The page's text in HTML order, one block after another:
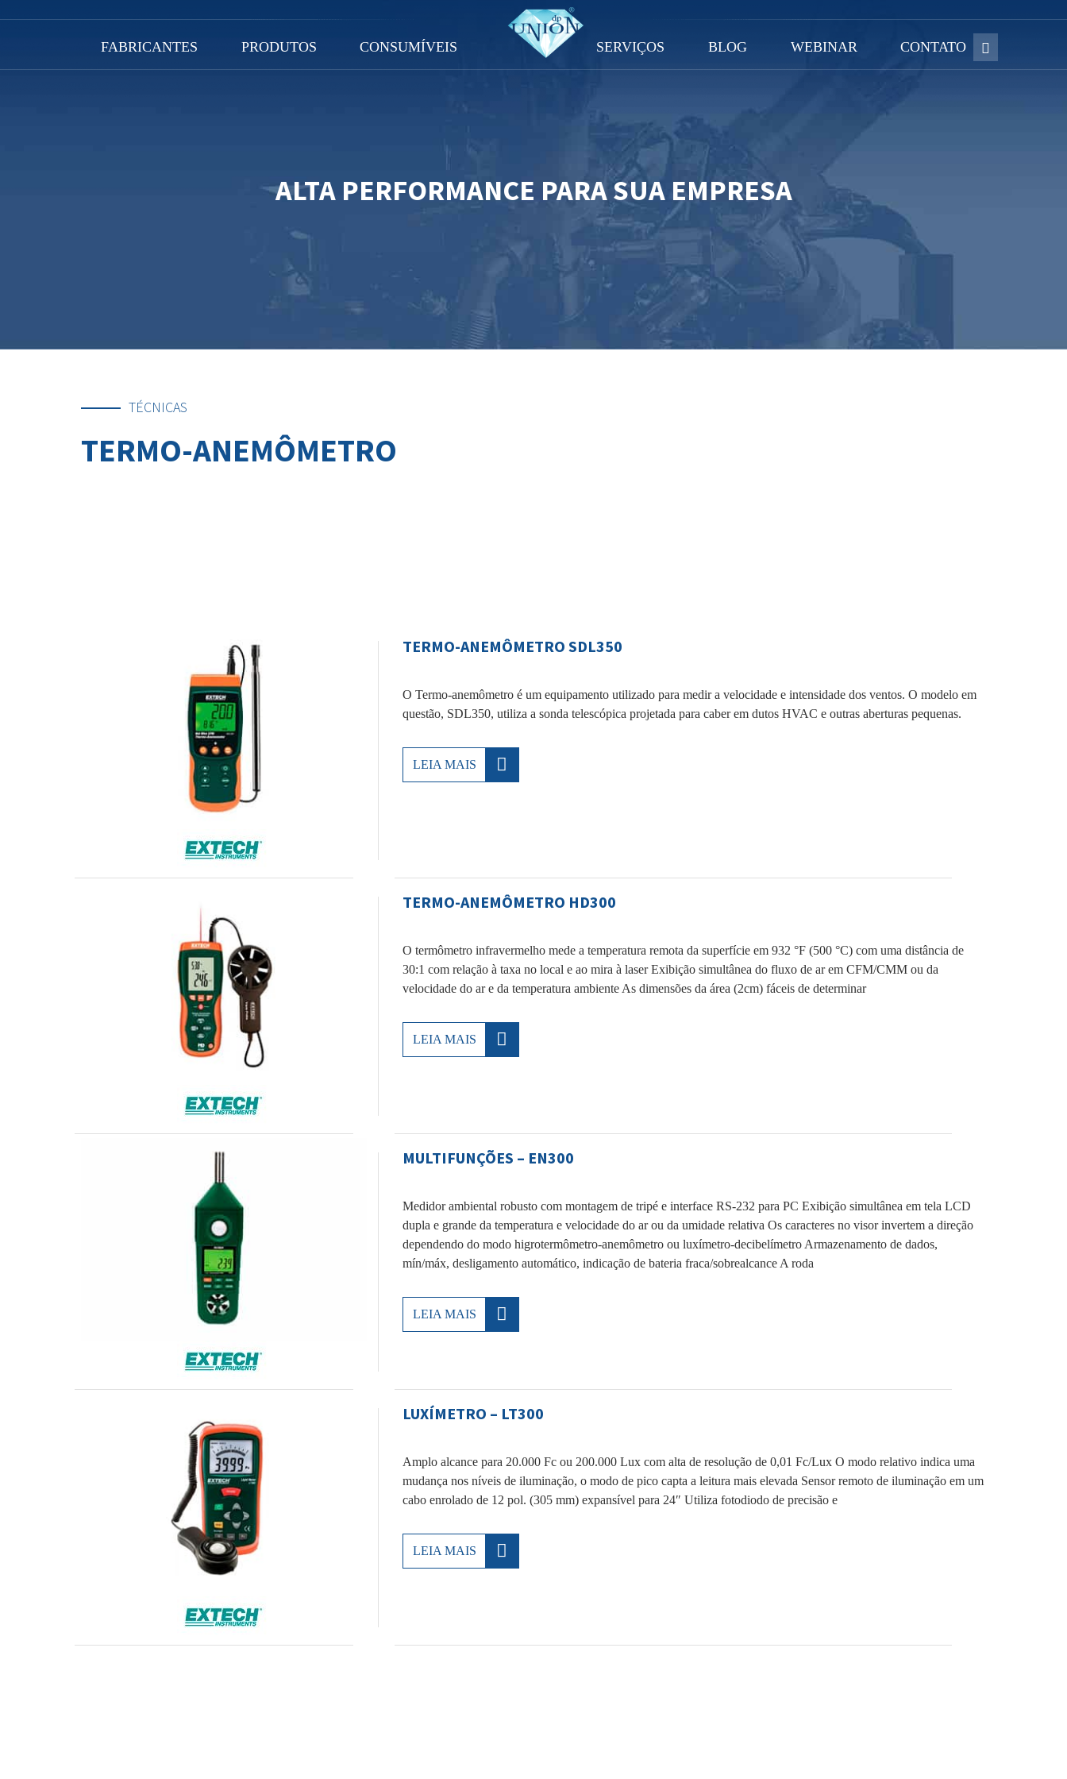
FABRICANTES PRODUTOS CONSUMÍVEIS SERVIÇOS BLOG WEBINAR CONTATO
ALTA PERFORMANCE PARA SUA EMPRESA
TÉCNICAS
TERMO-ANEMÔMETRO
TERMO-ANEMÔMETRO SDL350
O Termo-anemômetro é um equipamento utilizado para medir a velocidade e intensidade dos ventos. O modelo em
questão, SDL350, utiliza a sonda telescópica projetada para caber em dutos HVAC e outras aberturas pequenas.
LEIA MAIS
TERMO-ANEMÔMETRO HD300
O termômetro infravermelho mede a temperatura remota da superfície em 932 °F (500 °C) com uma distância de
30:1 com relação à taxa no local e ao mira à laser Exibição simultânea do fluxo de ar em CFM/CMM ou da
velocidade do ar e da temperatura ambiente As dimensões da área (2cm) fáceis de determinar
LEIA MAIS
MULTIFUNÇÕES – EN300
Medidor ambiental robusto com montagem de tripé e interface RS-232 para PC Exibição simultânea em tela LCD
dupla e grande da temperatura e velocidade do ar ou da umidade relativa Os caracteres no visor invertem a direção
dependendo do modo higrotermômetro-anemômetro ou luxímetro-decibelímetro Armazenamento de dados,
mín/máx, desligamento automático, indicação de bateria fraca/sobrealcance A roda
LEIA MAIS
LUXÍMETRO – LT300
Amplo alcance para 20.000 Fc ou 200.000 Lux com alta de resolução de 0,01 Fc/Lux O modo relativo indica uma
mudança nos níveis de iluminação, o modo de pico capta a leitura mais elevada Sensor remoto de iluminação em um
cabo enrolado de 12 pol. (305 mm) expansível para 24″ Utiliza fotodiodo de precisão e
LEIA MAIS